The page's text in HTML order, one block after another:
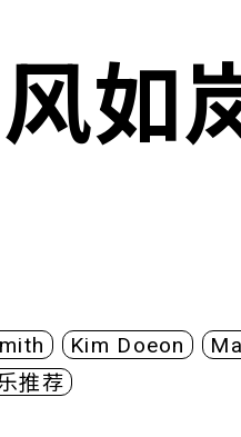
如
Kim Doeon
推荐